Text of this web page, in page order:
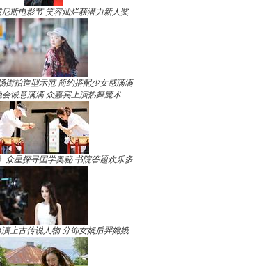
斯电影节 笑容灿烂获潜力新人奖
街拍造型示范 简约搭配少女感满满
会诚意满满 众嘉宾上演热舞魔术
众星探寻国学奥秘 书院答题欢乐多
上古传说人物 分饰女娲后羿嫦娥